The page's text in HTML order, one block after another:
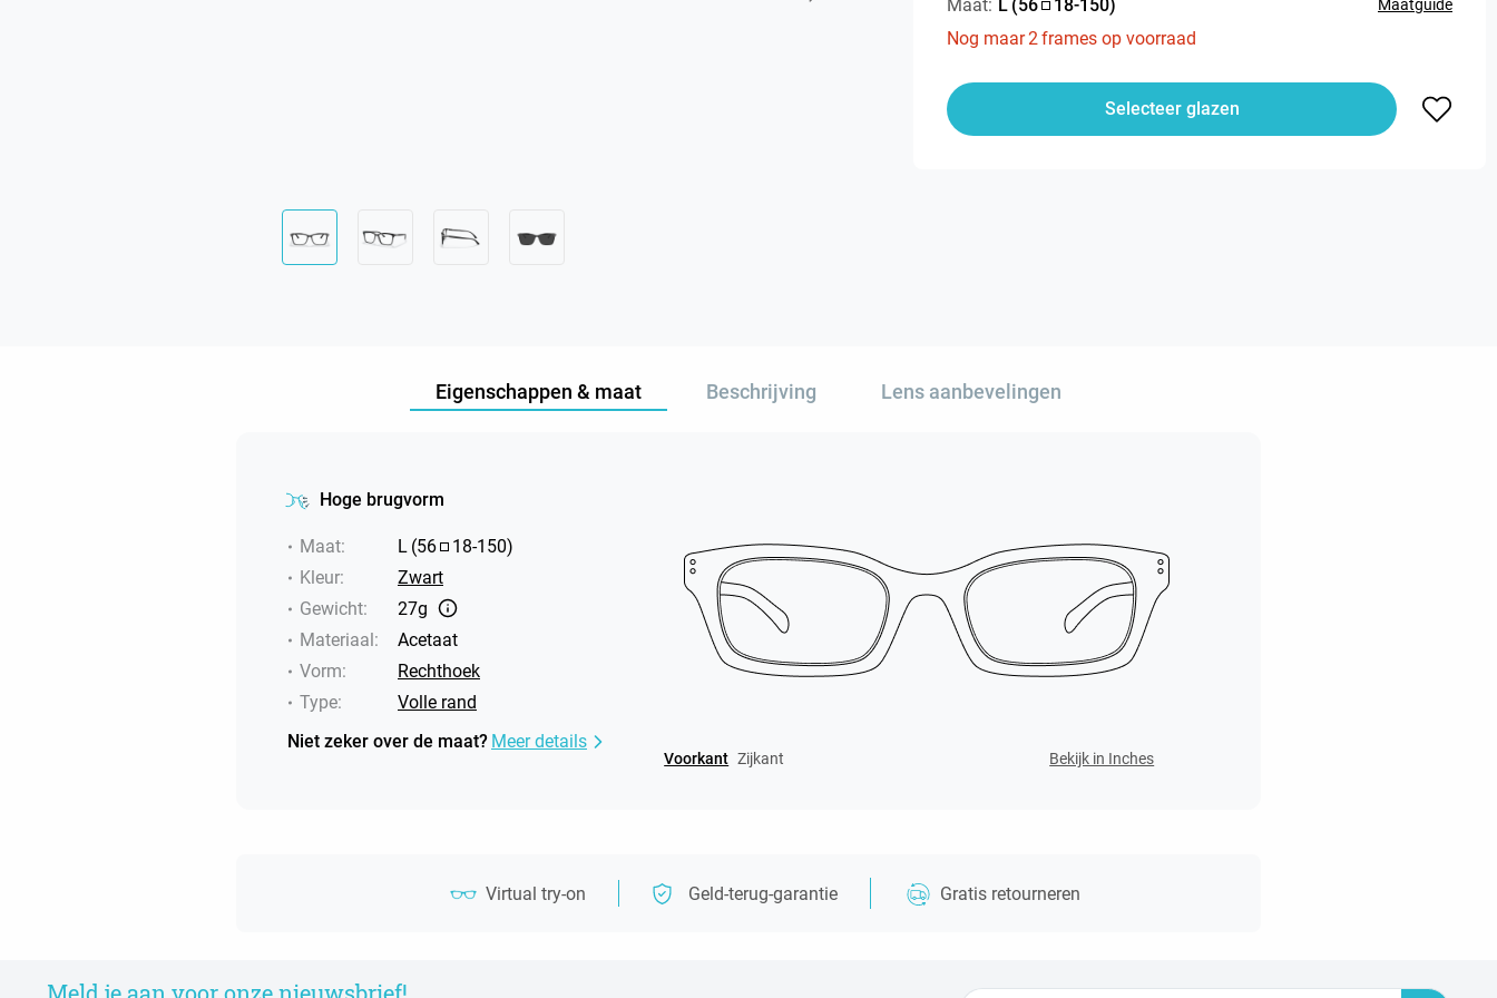
Maat: L (56 18-150) Maatguide
Nog maar2frames op voorraad
Selecteer glazen
Eigenschappen & maat Beschrijving Lens aanbevelingen
Hoge brugvorm
Maat: L (56 18-150)
Kleur:
Zwart
Gewicht:
27g
Materiaal:
Acetaat
Vorm:
Rechthoek
Type:
Volle rand
Niet zeker over de maat? Meer details
Voorkant Zijkant Bekijk in Inches
Virtual try-on Geld-terug-garantie Gratis retourneren
Meld je aan voor onze nieuwsbrief!